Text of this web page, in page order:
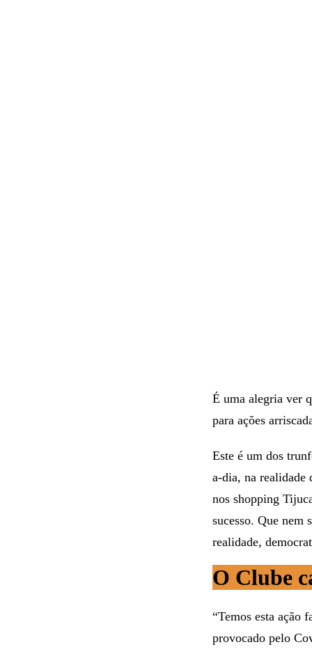
É uma alegria ver
para ações
Este é um dos
a-dia, na realidade
nos shopping
sucesso. Que nem
realidade,
O Clube
“Temos esta ação
provocado pelo